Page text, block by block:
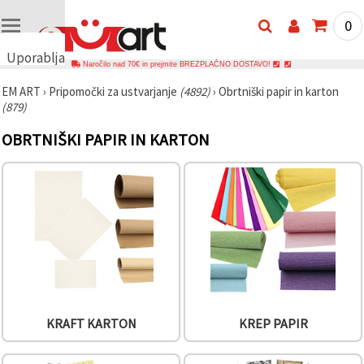
Uporabljamo
🍪
Uporabljamo
podobne
tehnologije,
da
izboljšamo
analiziramo
promet in
prikazujemo
ustreznejše
0
Naročilo nad 70€ in prejmite BREZPLAČNO DOSTAVO!
EM ART › Pripomočki za ustvarjanje (4892)› Obrtniški papir in karton
(879)
OBRTNIŠKI PAPIR IN KARTON
KRAFT KARTON KREP PAPIR